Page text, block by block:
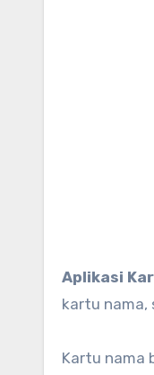
Aplikasi
kartu nama,
Kartu nama